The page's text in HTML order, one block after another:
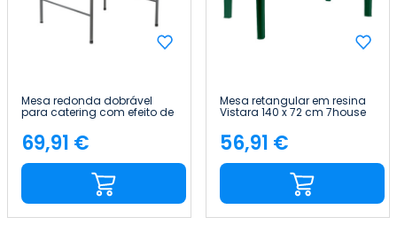
Mesa redonda dobrável
para catering com efeito de
granito, 120 x 74 cm Thinia
Home
Preço
69,91 €
Mesa retangular em resina
Vistara 140 x 72 cm 7house
Preço
56,91 €